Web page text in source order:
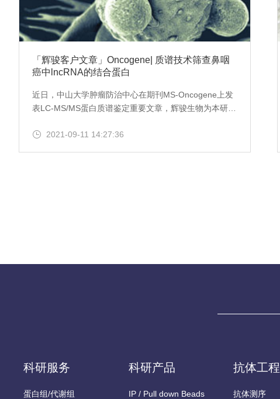
「辉骏客户文章」Oncogene| 质谱技术筛查鼻咽
癌中lncRNA的结合蛋白
近日，中山大学肿瘤防治中心在期刊MS-Oncogene上发
表LC-MS/MS蛋白质谱鉴定重要文章，辉骏生物为本研究
2021-09-11 14:27:36
科研服务
蛋白组/代谢组
科研产品
IP / Pull down Beads
抗体工程
抗体测序